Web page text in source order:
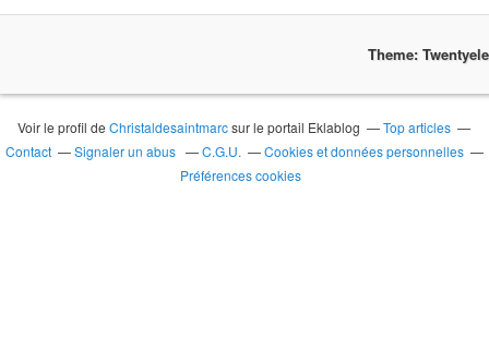
Theme:
Voir le profil deChristaldesaintmarcsur le portail Eklablog
Top articles
Contact
Signaler un abus C.G.U.
Cookies et données personnelles
Préférences cookies